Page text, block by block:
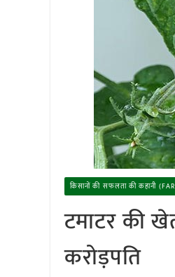
किसानों की सफलता की कहानी
टमाटर की
करोड़पति